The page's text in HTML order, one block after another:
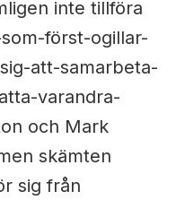
inte tillföra
först-ogillar-
att-samarbeta-
varandra-
och Mark
skämten
sig från